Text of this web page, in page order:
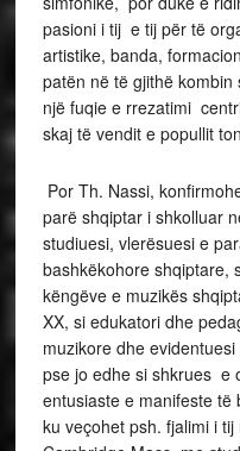
pasioni i tij e tij për të
artistike, banda,
patën në të gjithë
një fuqie e rrezatimi
skaj të vendit e popullit
Por Th. Nassi,
parë shqiptar i shkolluar
studiuesi, vlerësuesi e
bashkëkohore shqiptare,
këngëve e muzikës
XX, si edukatori dhe
muzikore dhe
pse jo edhe si shkrues e
entusiaste e manifeste të
ku veçohet psh. fjalimi i